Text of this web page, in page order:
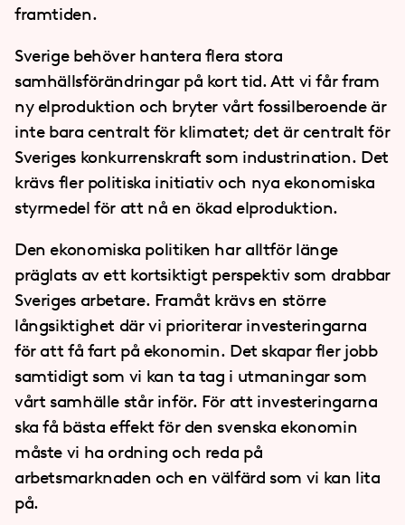
framtiden.
Sverige behöver hantera flera stora
samhällsförändringar på kort tid. Att vi får fram
ny elproduktion och bryter vårt fossilberoende är
inte bara centralt för klimatet; det är centralt för
Sveriges konkurrenskraft som industrination. Det
krävs fler politiska initiativ och nya ekonomiska
styrmedel för att nå en ökad elproduktion.
Den ekonomiska politiken har alltför länge
präglats av ett kortsiktigt perspektiv som drabbar
Sveriges arbetare. Framåt krävs en större
långsiktighet där vi prioriterar investeringarna
för att få fart på ekonomin. Det skapar fler jobb
samtidigt som vi kan ta tag i utmaningar som
vårt samhälle står inför. För att investeringarna
ska få bästa effekt för den svenska ekonomin
måste vi ha ordning och reda på
arbetsmarknaden och en välfärd som vi kan lita
på.